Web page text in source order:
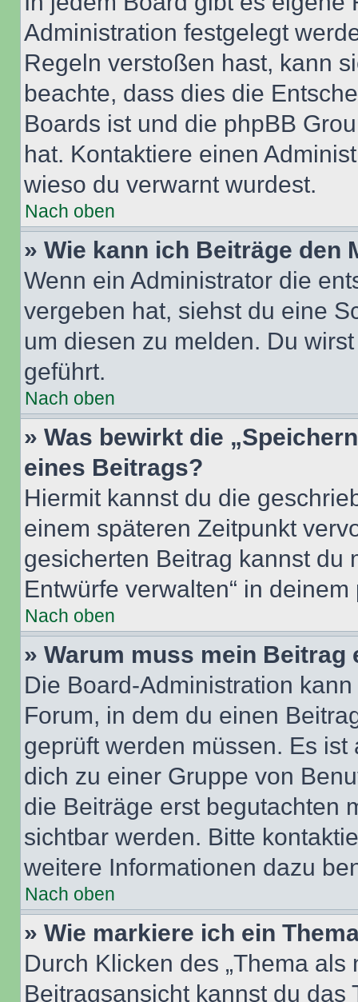
Administration festgelegt
Regeln verstoßen hast, kann
beachte, dass dies die
Boards ist und die phpBB
hat. Kontaktiere einen
wieso du verwarnt wurdest.
Nach oben
» Wie kann ich Beiträge den
Wenn ein Administrator die
vergeben hat, siehst du eine
um diesen zu melden. Du
geführt.
Nach oben
» Was bewirkt die
eines Beitrags?
Hiermit kannst du die
einem späteren Zeitpunkt
gesicherten Beitrag kannst du
Entwürfe verwalten“ in
Nach oben
» Warum muss mein
Die Board-Administration
Forum, in dem du einen
geprüft werden müssen. Es
dich zu einer Gruppe von
die Beiträge erst begutachten
sichtbar werden. Bitte
weitere Informationen dazu
Nach oben
» Wie markiere ich ein
Durch Klicken des „Thema
Beitragsansicht kannst du